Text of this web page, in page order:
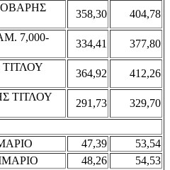
358,30
404,78
7,000-
334,41
377,80
364,92
412,26
ΤΙΤΛΟΥ
291,73
329,70
47,39
53,54
48,26
54,53